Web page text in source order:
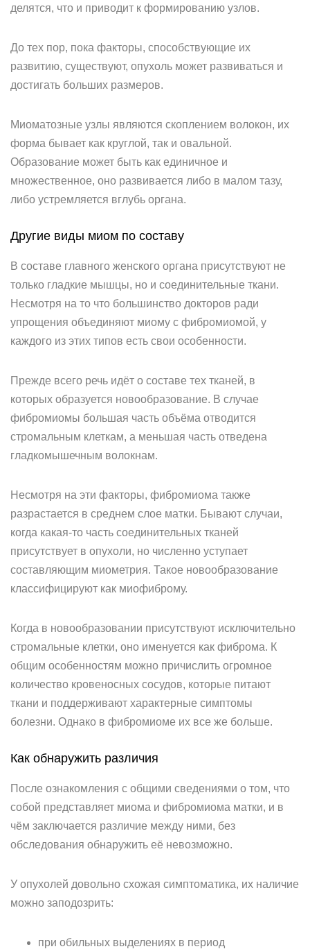
делятся, что и приводит к формированию узлов.
До тех пор, пока факторы, способствующие их
развитию, существуют, опухоль может развиваться и
достигать больших размеров.
Миоматозные узлы являются скоплением волокон, их
форма бывает как круглой, так и овальной.
Образование может быть как единичное и
множественное, оно развивается либо в малом тазу,
либо устремляется вглубь органа.
Другие виды миом по составу
В составе главного женского органа присутствуют не
только гладкие мышцы, но и соединительные ткани.
Несмотря на то что большинство докторов ради
упрощения объединяют миому с фибромиомой, у
каждого из этих типов есть свои особенности.
Прежде всего речь идёт о составе тех тканей, в
которых образуется новообразование. В случае
фибромиомы большая часть объёма отводится
стромальным клеткам, а меньшая часть отведена
гладкомышечным волокнам.
Несмотря на эти факторы, фибромиома также
разрастается в среднем слое матки. Бывают случаи,
когда какая-то часть соединительных тканей
присутствует в опухоли, но численно уступает
составляющим миометрия. Такое новообразование
классифицируют как миофиброму.
Когда в новообразовании присутствуют исключительно
стромальные клетки, оно именуется как фиброма. К
общим особенностям можно причислить огромное
количество кровеносных сосудов, которые питают
ткани и поддерживают характерные симптомы
болезни. Однако в фибромиоме их все же больше.
Как обнаружить различия
После ознакомления с общими сведениями о том, что
собой представляет миома и фибромиома матки, и в
чём заключается различие между ними, без
обследования обнаружить её невозможно.
У опухолей довольно схожая симптоматика, их наличие
можно заподозрить:
при обильных выделениях в период